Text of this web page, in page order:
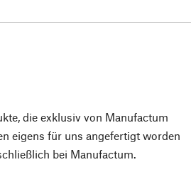
die exklusiv von Manufactum
eigens für uns angefertigt worden
bei Manufactum.